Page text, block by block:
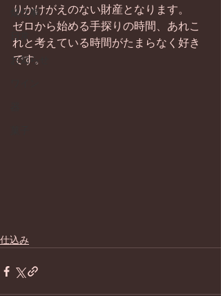
畑仕事
日常
お知らせ
りかけがえのない財産となります。
ゼロから始める手探りの時間、あれこ
れと考えている時間がたまらなく好き
です。
仕込み